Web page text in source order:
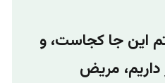
این ‌جا کجاست، و
داریم، مریض